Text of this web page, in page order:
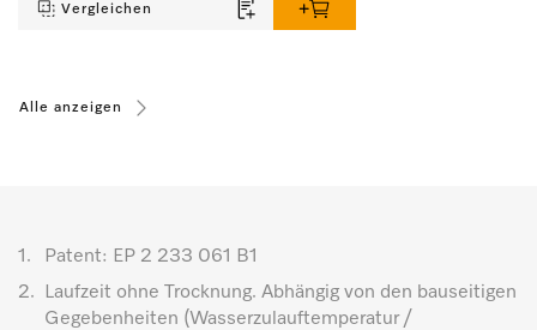
Vergleichen
Alle anzeigen
1.
Patent: EP 2 233 061 B1
2.
Laufzeit ohne Trocknung. Abhängig von den bauseitigen
Gegebenheiten (Wasserzulauftemperatur /